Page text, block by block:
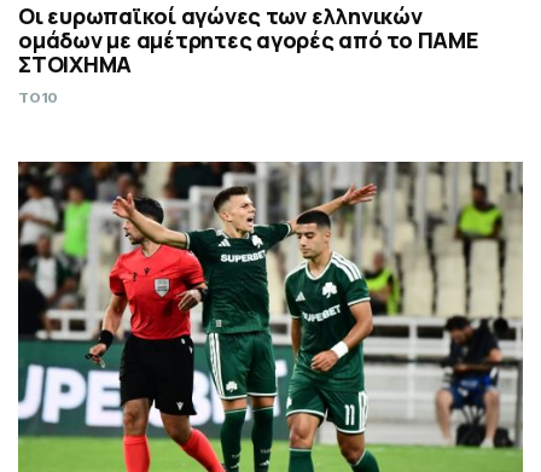
Οι ευρωπαϊκοί αγώνες των ελληνικών
ομάδων με αμέτρητες αγορές από το ΠΑΜΕ
ΣΤΟΙΧΗΜΑ
TO10